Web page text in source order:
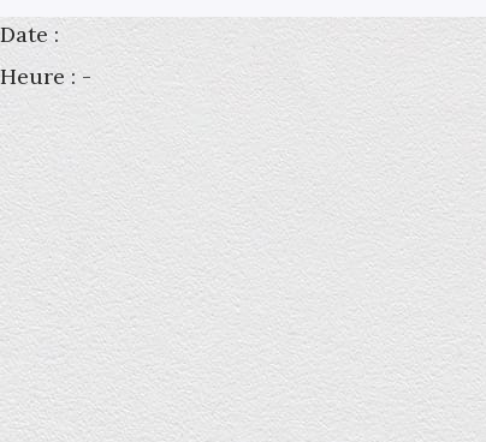
Date :
Heure : -